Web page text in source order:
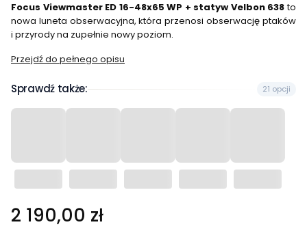
Focus Viewmaster ED 16-48x65 WP + statyw Velbon 638to
nowa luneta obserwacyjna, która przenosi obserwację ptaków
i przyrody na zupełnie nowy poziom.
Przejdź do pełnego opisu
Sprawdź także: 21 opcji
Cena
2 190,00 zł